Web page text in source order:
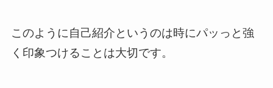
このように自己紹介というのは時にパッっと強
く印象つけることは大切です。